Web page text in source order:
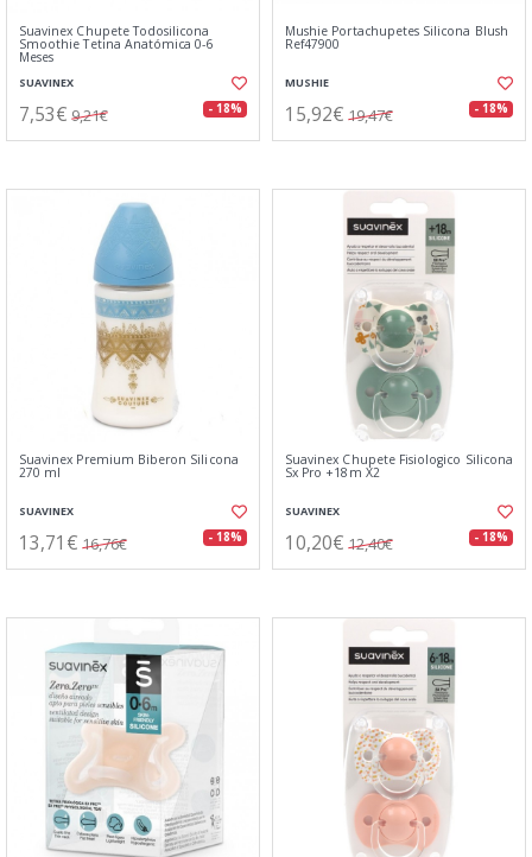
Suavinex Chupete Todosilicona
Smoothie Tetina Anatómica 0-6
Meses
SUAVINEX
7,53€ 9,21€ - 18%
Mushie Portachupetes Silicona Blush
Ref47900
MUSHIE
15,92€ 19,47€ - 18%
Suavinex Premium Biberon Silicona
270 ml
SUAVINEX
13,71€ 16,76€ - 18%
Suavinex Chupete Fisiologico Silicona
Sx Pro +18m X2
SUAVINEX
10,20€ 12,40€ - 18%